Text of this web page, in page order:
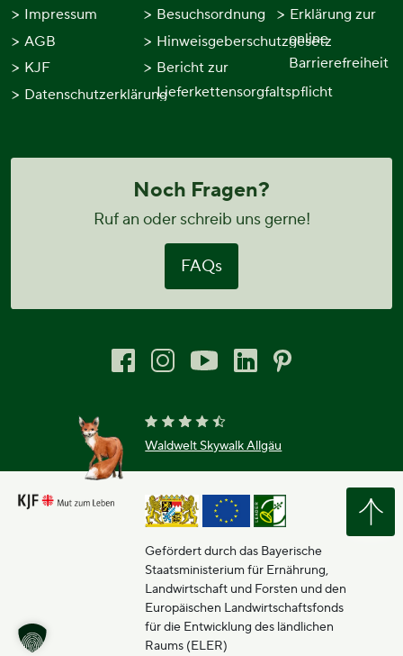
Noch Fragen?
Ruf an oder schreib uns gerne!
FAQs
Waldwelt Skywalk Allgäu
Impressum
AGB
KJF
Datenschutzerklärung
Besuchsordnung
Hinweisgeberschutzgesetz
Bericht zur
Lieferkettensorgfaltspflicht
Erklärung zur
online
Barrierefreiheit
Gefördert durch das Bayerische
Staatsministerium für Ernährung,
Landwirtschaft und Forsten und den
Europäischen Landwirtschaftsfonds
für die Entwicklung des ländlichen
Raums (ELER)